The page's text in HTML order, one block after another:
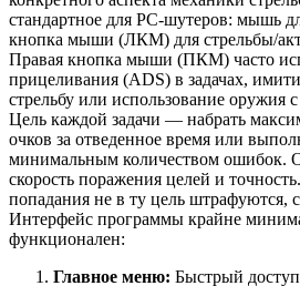
стандартное для PC-шутеров: мышь
кнопка мыши (ЛКМ) для стрельбы/
Правая кнопка мыши (ПКМ) часто
прицеливания (ADS) в задачах,
стрельбу или использование оружия
Цель каждой задачи — набрать
очков за отведенное время или
минимальным количеством ошибок.
скорость поражения целей и
попадания не в ту цель штрафуются,
Интерфейс программы крайне
функционален:
Главное меню: Быстрый